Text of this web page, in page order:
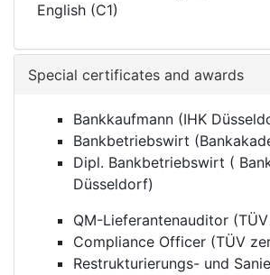
English (C1)
Special certificates and awards
Bankkaufmann (IHK
Bankbetriebswirt
Dipl. Bankbetriebswirt (
Düsseldorf)
QM-Lieferantenauditor
Compliance Officer (TÜV
Restrukturierungs- und